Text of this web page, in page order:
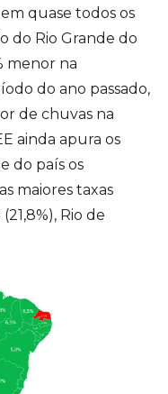
quase todos os
do Rio Grande do
menor na
do ano passado,
de chuvas na
ainda apura os
do país os
maiores taxas
Rio de